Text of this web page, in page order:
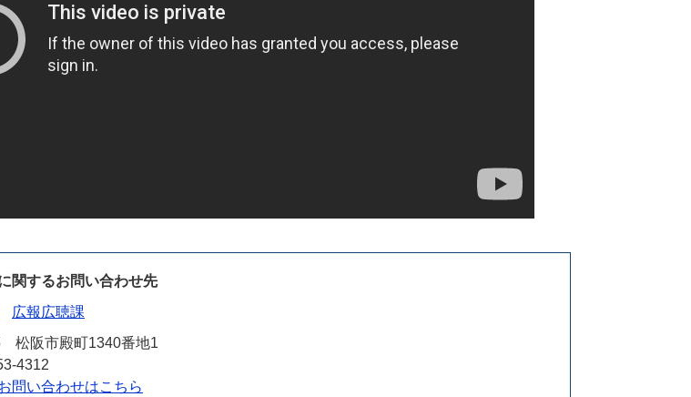
関するお問い合わせ先
広報広聴課
松阪市殿町1340番地1
4312
問い合わせはこちら